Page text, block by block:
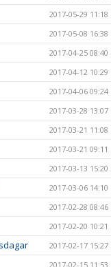
2017-05-29 11:18
2017-05-08 16:38
2017-04-25 08:40
2017-04-12 10:29
2017-04-06 09:24
2017-03-28 13:07
2017-03-21 11:08
2017-03-21 09:11
2017-03-13 15:20
2017-03-06 14:10
2017-02-28 08:46
2017-02-20 10:21
2017-02-17 15:27
2017-02-15 11:53